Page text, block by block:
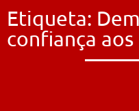
Etiqueta:
confiança